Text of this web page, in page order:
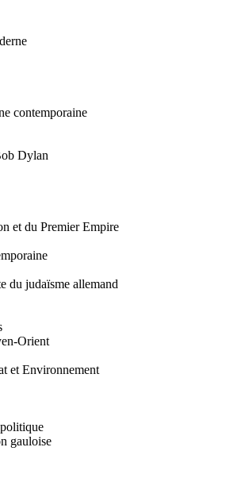
contemporaine
Dylan
et du Premier Empire
du judaïsme allemand
Orient
et Environnement
gauloise